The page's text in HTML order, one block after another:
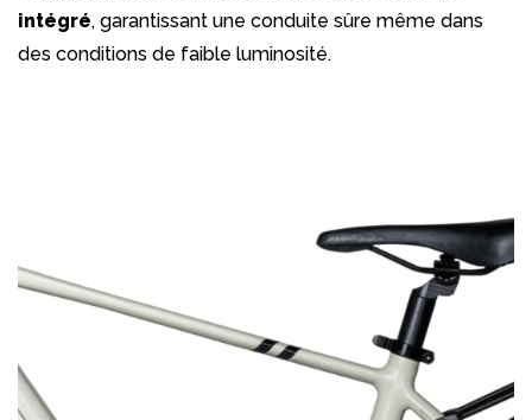
intégré, garantissant une conduite sûre même dans
des conditions de faible luminosité.